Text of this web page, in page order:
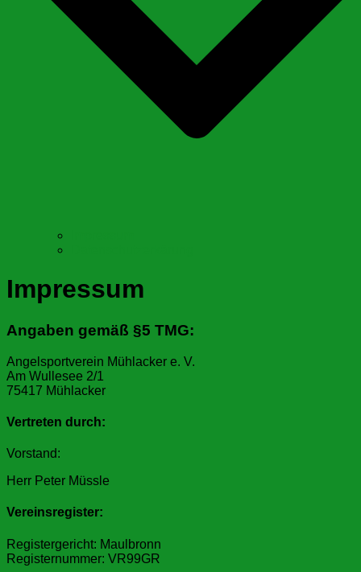
Impressum
Angaben gemäß §5 TMG:
Angelsportverein Mühlacker e. V.
Am Wullesee 2/1
75417 Mühlacker
Vertreten durch:
Vorstand:
Herr Peter Müssle
Vereinsregister:
Registergericht: Maulbronn
Registernummer: VR99GR